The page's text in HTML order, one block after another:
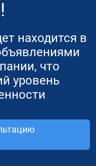
находится в
что
уровень